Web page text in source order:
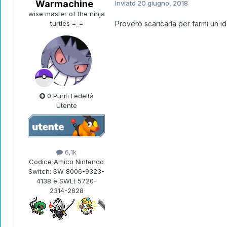
Warmachine
wise master of the ninja
turtles =_=
0 Punti Fedeltà
Utente
6,1k
Codice Amico Nintendo
Switch: SW 8006-9323-
4138 è SWLt 5720-
2314-2628
Inviato 20 giugno, 2018
Proverò scaricarla per farmi un